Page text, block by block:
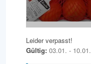
Leider verpasst!
Gültig: 03.01. - 10.01.